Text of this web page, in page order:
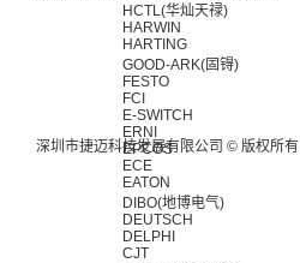
HCTL(华灿天禄)
HARWIN
HARTING
GOOD-ARK(固锝)
FESTO
FCI
E-SWITCH
ERNI
EPCOS
ECE
EATON
DIBO(地博电气)
DEUTSCH
DELPHI
CJT
深圳市捷迈科技发展有限公司 © 版权所有